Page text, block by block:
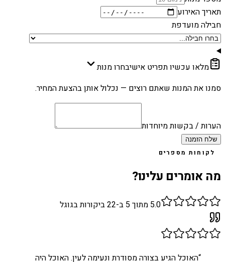
תאריך האירוע
חבילה מועדפת
מלאו עכשיו תפריט אישיבחרו מנות
סמנו את המנות שאתם רוצים — נכלול אותן בהצעת המחיר.
הערות / בקשות מיוחדות
שלח הזמנה
לקוחות מספרים
מה אומרים עלינו?
5.0 מתוך 5 ב- 22ביקורות בגוגל
“האוכל הגיע בצורה מסודרת ונעימה לעין. האוכל היה